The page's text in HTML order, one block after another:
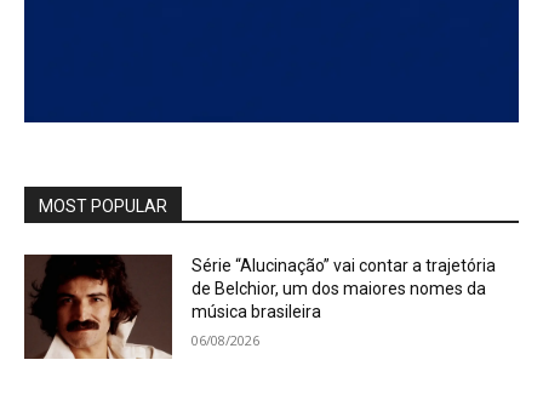
MOST POPULAR
Série “Alucinação” vai contar a trajetória
de Belchior, um dos maiores nomes da
música brasileira
06/08/2026